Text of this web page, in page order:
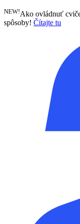
NEW!Ako ovládnuť
spôsoby! Čítajte tu